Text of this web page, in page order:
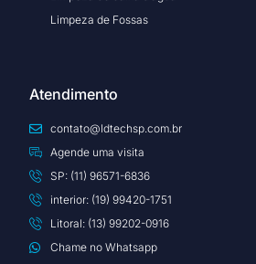
Limpeza de Fossas
Atendimento
contato@ldtechsp.com.br
Agende uma visita
SP: (11) 96571-6836
interior: (19) 99420-1751
Litoral: (13) 99202-0916
Chame no Whatsapp